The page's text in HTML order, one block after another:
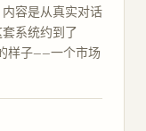
容是从真实对话
系统约到了
样子——一个市场